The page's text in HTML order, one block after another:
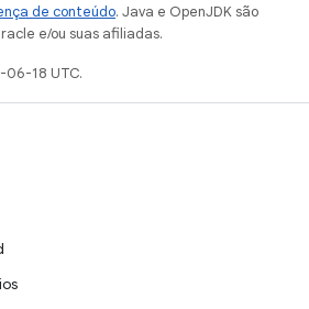
de conteúdo. Java e OpenJDK são
e/ou suas afiliadas.
18 UTC.